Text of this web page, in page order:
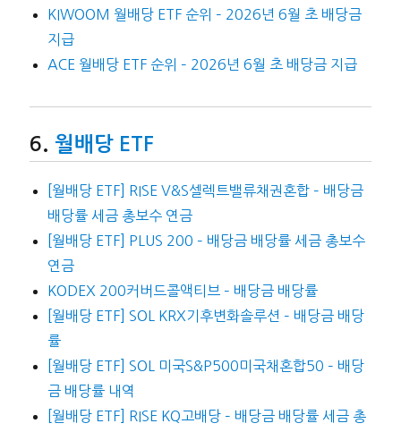
KIWOOM 월배당 ETF 순위 – 2026년 6월 초 배당금
지급
ACE 월배당 ETF 순위 – 2026년 6월 초 배당금 지급
월배당 ETF
[월배당 ETF] RISE V&S셀렉트밸류채권혼합 – 배당금
배당률 세금 총보수 연금
[월배당 ETF] PLUS 200 – 배당금 배당률 세금 총보수
연금
KODEX 200커버드콜액티브 – 배당금 배당률
[월배당 ETF] SOL KRX기후변화솔루션 – 배당금 배당
률
[월배당 ETF] SOL 미국S&P500미국채혼합50 – 배당
금 배당률 내역
[월배당 ETF] RISE KQ고배당 – 배당금 배당률 세금 총